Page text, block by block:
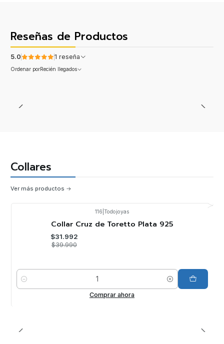
Reseñas de Productos
5.0 1 reseña
Ordenar porRecién llegados
Collares
Ver más productos
116 Todojoyas
Collar Cruz de Toretto Plata 925
$31.992
$39.990
Cantidad
Comprar ahora